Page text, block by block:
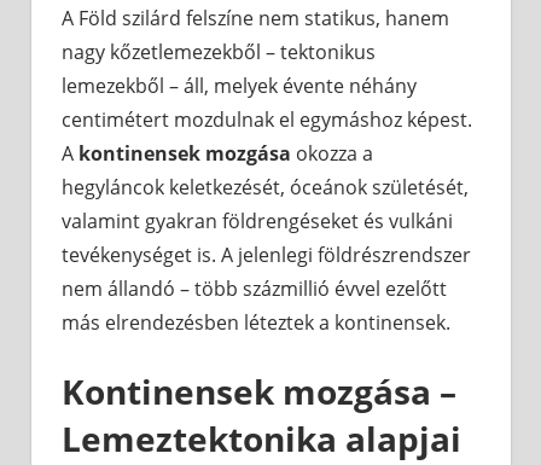
A Föld szilárd felszíne nem statikus, hanem
nagy kőzetlemezekből – tektonikus
lemezekből – áll, melyek évente néhány
centimétert mozdulnak el egymáshoz képest.
A kontinensek mozgása okozza a
hegyláncok keletkezését, óceánok születését,
valamint gyakran földrengéseket és vulkáni
tevékenységet is. A jelenlegi földrészrendszer
nem állandó – több százmillió évvel ezelőtt
más elrendezésben léteztek a kontinensek.
Kontinensek mozgása –
Lemeztektonika alapjai